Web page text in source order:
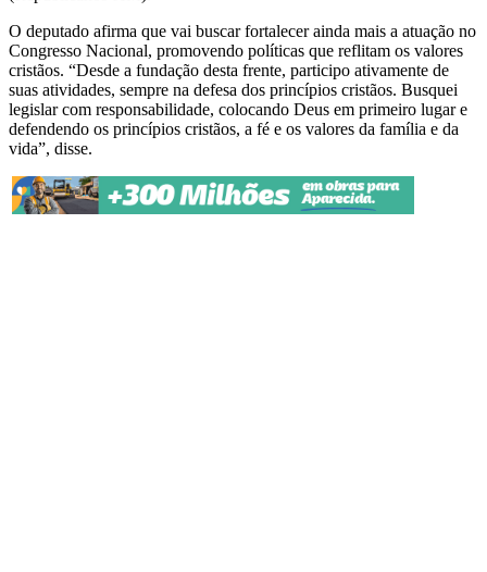
O deputado afirma que vai buscar fortalecer ainda mais a atuação no
Congresso Nacional, promovendo políticas que reflitam os valores
cristãos. “Desde a fundação desta frente, participo ativamente de
suas atividades, sempre na defesa dos princípios cristãos. Busquei
legislar com responsabilidade, colocando Deus em primeiro lugar e
defendendo os princípios cristãos, a fé e os valores da família e da
vida”, disse.